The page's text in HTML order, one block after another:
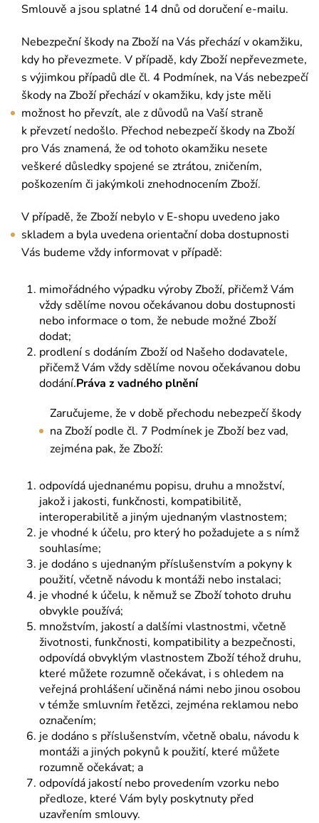
Smlouvě a jsou splatné 14 dnů od doručení e-mailu.
Nebezpeční škody na Zboží na Vás přechází v okamžiku,
kdy ho převezmete. V případě, kdy Zboží nepřevezmete,
s výjimkou případů dle čl. 4 Podmínek, na Vás nebezpečí
škody na Zboží přechází v okamžiku, kdy jste měli
možnost ho převzít, ale z důvodů na Vaší straně
k převzetí nedošlo. Přechod nebezpečí škody na Zboží
pro Vás znamená, že od tohoto okamžiku nesete
veškeré důsledky spojené se ztrátou, zničením,
poškozením či jakýmkoli znehodnocením Zboží.
V případě, že Zboží nebylo v E-shopu uvedeno jako
skladem a byla uvedena orientační doba dostupnosti
Vás budeme vždy informovat v případě:
mimořádného výpadku výroby Zboží, přičemž Vám
vždy sdělíme novou očekávanou dobu dostupnosti
nebo informace o tom, že nebude možné Zboží
dodat;
prodlení s dodáním Zboží od Našeho dodavatele,
přičemž Vám vždy sdělíme novou očekávanou dobu
dodání.Práva z vadného plnění
Zaručujeme, že v době přechodu nebezpečí škody
na Zboží podle čl. 7 Podmínek je Zboží bez vad,
zejména pak, že Zboží:
odpovídá ujednanému popisu, druhu a množství,
jakož i jakosti, funkčnosti, kompatibilitě,
interoperabilitě a jiným ujednaným vlastnostem;
je vhodné k účelu, pro který ho požadujete a s nímž
souhlasíme;
je dodáno s ujednaným příslušenstvím a pokyny k
použití, včetně návodu k montáži nebo instalaci;
je vhodné k účelu, k němuž se Zboží tohoto druhu
obvykle používá;
množstvím, jakostí a dalšími vlastnostmi, včetně
životnosti, funkčnosti, kompatibility a bezpečnosti,
odpovídá obvyklým vlastnostem Zboží téhož druhu,
které můžete rozumně očekávat, i s ohledem na
veřejná prohlášení učiněná námi nebo jinou osobou
v témže smluvním řetězci, zejména reklamou nebo
označením;
je dodáno s příslušenstvím, včetně obalu, návodu k
montáži a jiných pokynů k použití, které můžete
rozumně očekávat; a
odpovídá jakostí nebo provedením vzorku nebo
předloze, které Vám byly poskytnuty před
uzavřením smlouvy.